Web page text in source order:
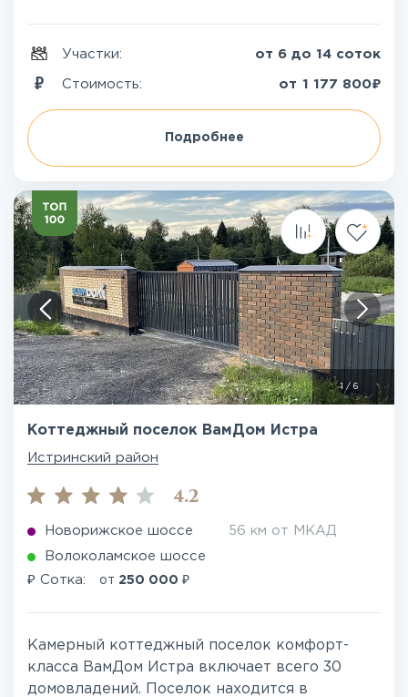
Участки: от 6 до 14 соток
Стоимость: от 1 177 800₽
Подробнее
1 / 6
Коттеджный поселок ВамДом Истра
Истринский район
4.2
Новорижское шоссе 56 км от МКАД
Волоколамское шоссе
₽ Сотка: от 250 000 ₽
Камерный коттеджный поселок комфорт-
класса ВамДом Истра включает всего 30
домовладений. Поселок находится в